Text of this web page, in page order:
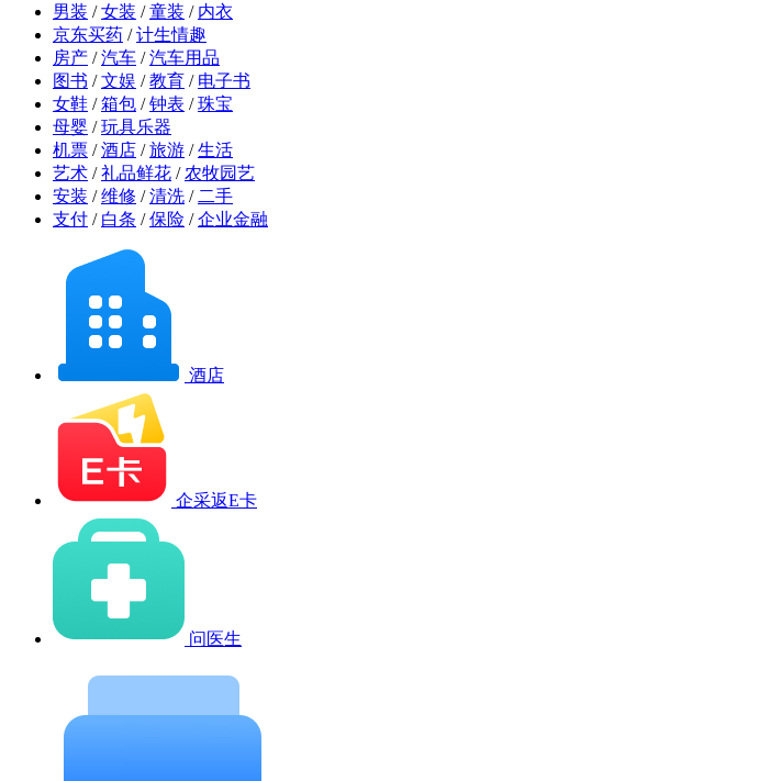
男装 / 女装 / 童装 / 内衣
京东买药 / 计生情趣
房产 / 汽车 / 汽车用品
图书 / 文娱 / 教育 / 电子书
女鞋 / 箱包 / 钟表 / 珠宝
母婴 / 玩具乐器
机票 / 酒店 / 旅游 / 生活
艺术 / 礼品鲜花 / 农牧园艺
安装 / 维修 / 清洗 / 二手
支付 / 白条 / 保险 / 企业金融
酒店
企采返E卡
问医生